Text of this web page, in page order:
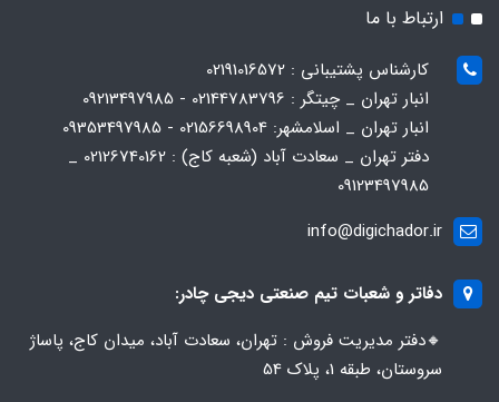
ارتباط با ما
کارشناس پشتیبانی : 02191016572
انبار تهران _ چیتگر : 02144783796 - 09213497985
انبار تهران _ اسلامشهر: 02156698904 - 09353497985
دفتر تهران _ سعادت آباد (شعبه کاج) : 02126740162 _
09123497985
info@digichador.ir
دفاتر و شعبات تیم صنعتی دیجی چادر:
🔸️​​دفتر مدیریت فروش : تهران، سعادت آباد، میدان کاج، پاساژ
سروستان، طبقه 1، پلاک 54